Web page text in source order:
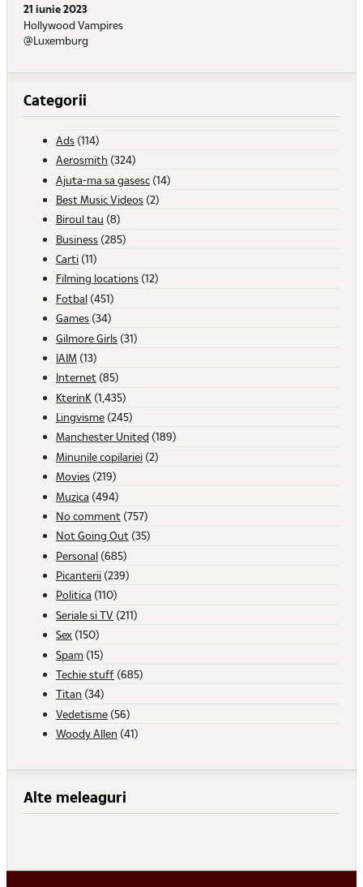
21 iunie 2023
Hollywood Vampires
@Luxemburg
Categorii
Ads (114)
Aerosmith (324)
Ajuta-ma sa gasesc (14)
Best Music Videos (2)
Biroul tau (8)
Business (285)
Carti (11)
Filming locations (12)
Fotbal (451)
Games (34)
Gilmore Girls (31)
IAIM (13)
Internet (85)
KterinK (1,435)
Lingvisme (245)
Manchester United (189)
Minunile copilariei (2)
Movies (219)
Muzica (494)
No comment (757)
Not Going Out (35)
Personal (685)
Picanterii (239)
Politica (110)
Seriale si TV (211)
Sex (150)
Spam (15)
Techie stuff (685)
Titan (34)
Vedetisme (56)
Woody Allen (41)
Alte meleaguri